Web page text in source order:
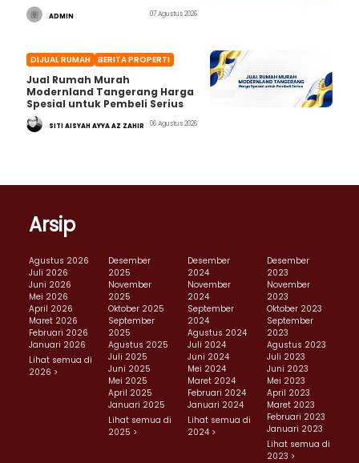
ADMIN 07 Agustus 2026
DIJUAL RUMAH BERITA PROPERTI
Jual Rumah Murah
Modernland Tangerang Harga
Spesial untuk Pembeli Serius
SITI AISYAH AYYA AZ ZAHIR 06 Agustus 2026
Arsip
Agustus 2026
Juli 2026
Juni 2026
Mei 2026
April 2026
Maret 2026
Februari 2026
Januari 2026
Lihat semua di
2026 >
Desember
2025
November
2025
Oktober 2025
September
2025
Agustus 2025
Juli 2025
Juni 2025
Mei 2025
April 2025
Januari 2025
Lihat semua di
2025 >
Desember
2024
November
2024
September
2024
Agustus 2024
Juli 2024
Juni 2024
Mei 2024
Maret 2024
Februari 2024
Januari 2024
Lihat semua di
2024 >
Desember
2023
November
2023
Oktober 2023
September
2023
Agustus 2023
Juli 2023
Juni 2023
Mei 2023
April 2023
Maret 2023
Februari 2023
Januari 2023
Lihat semua di
2023 >